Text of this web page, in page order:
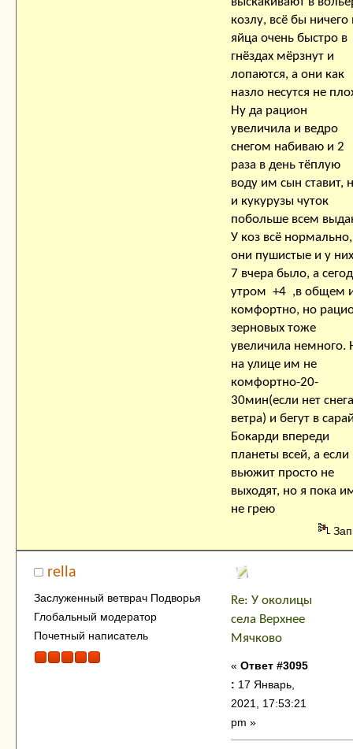
козлу, всё бы ничего
яйца очень быстро в
гнёздах мёрзнут и
лопаются, а они как
назло несутся не
Ну да рацион
увеличила и ведро
снегом набиваю и 2
раза в день тёплую
воду им сын ставит,
и кукурузы чуток
побольше всем
У коз всё нормально,
они пушистые и у
7 вчера было, а
утром +4 ,в общем
комфортно, но
зерновых тоже
увеличила немного.
на улице им не
комфортно-20-
30мин(если нет
ветра) и бегут в
Бокарди впереди
планеты всей, а если
вьюжит просто не
выходят, но я пока
не грею
rella
Заслуженный ветврач Подворья
Глобальный модератор
Почетный написатель
Re: У околицы
села Верхнее
Мячково
« Ответ #3095
: 17 Январь,
2021, 17:53:21
pm »